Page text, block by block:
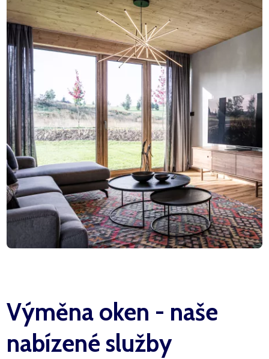
Výměna oken - naše
nabízené služby